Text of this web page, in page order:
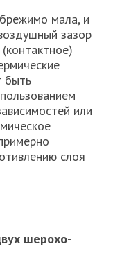
мала, и
зазор
быть
или
слоя
шерохо­